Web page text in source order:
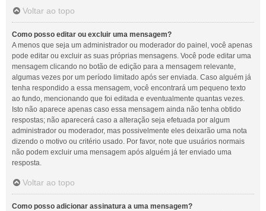
Voltar ao topo
Como posso editar ou excluir uma mensagem?
A menos que seja um administrador ou moderador do painel, você apenas
pode editar ou excluir as suas próprias mensagens. Você pode editar uma
mensagem clicando no botão de edição para a mensagem relevante,
algumas vezes por um período limitado após ser enviada. Caso alguém já
tenha respondido a essa mensagem, você encontrará um pequeno texto
ao fundo, mencionando que foi editada e eventualmente quantas vezes.
Isto não aparece apenas caso essa mensagem ainda não tenha obtido
respostas; não aparecerá caso a alteração seja efetuada por algum
administrador ou moderador, mas possivelmente eles deixarão uma nota
dizendo o motivo ou critério usado. Por favor, note que usuários normais
não podem excluir uma mensagem após alguém já ter enviado uma
resposta.
Voltar ao topo
Como posso adicionar assinatura a uma mensagem?